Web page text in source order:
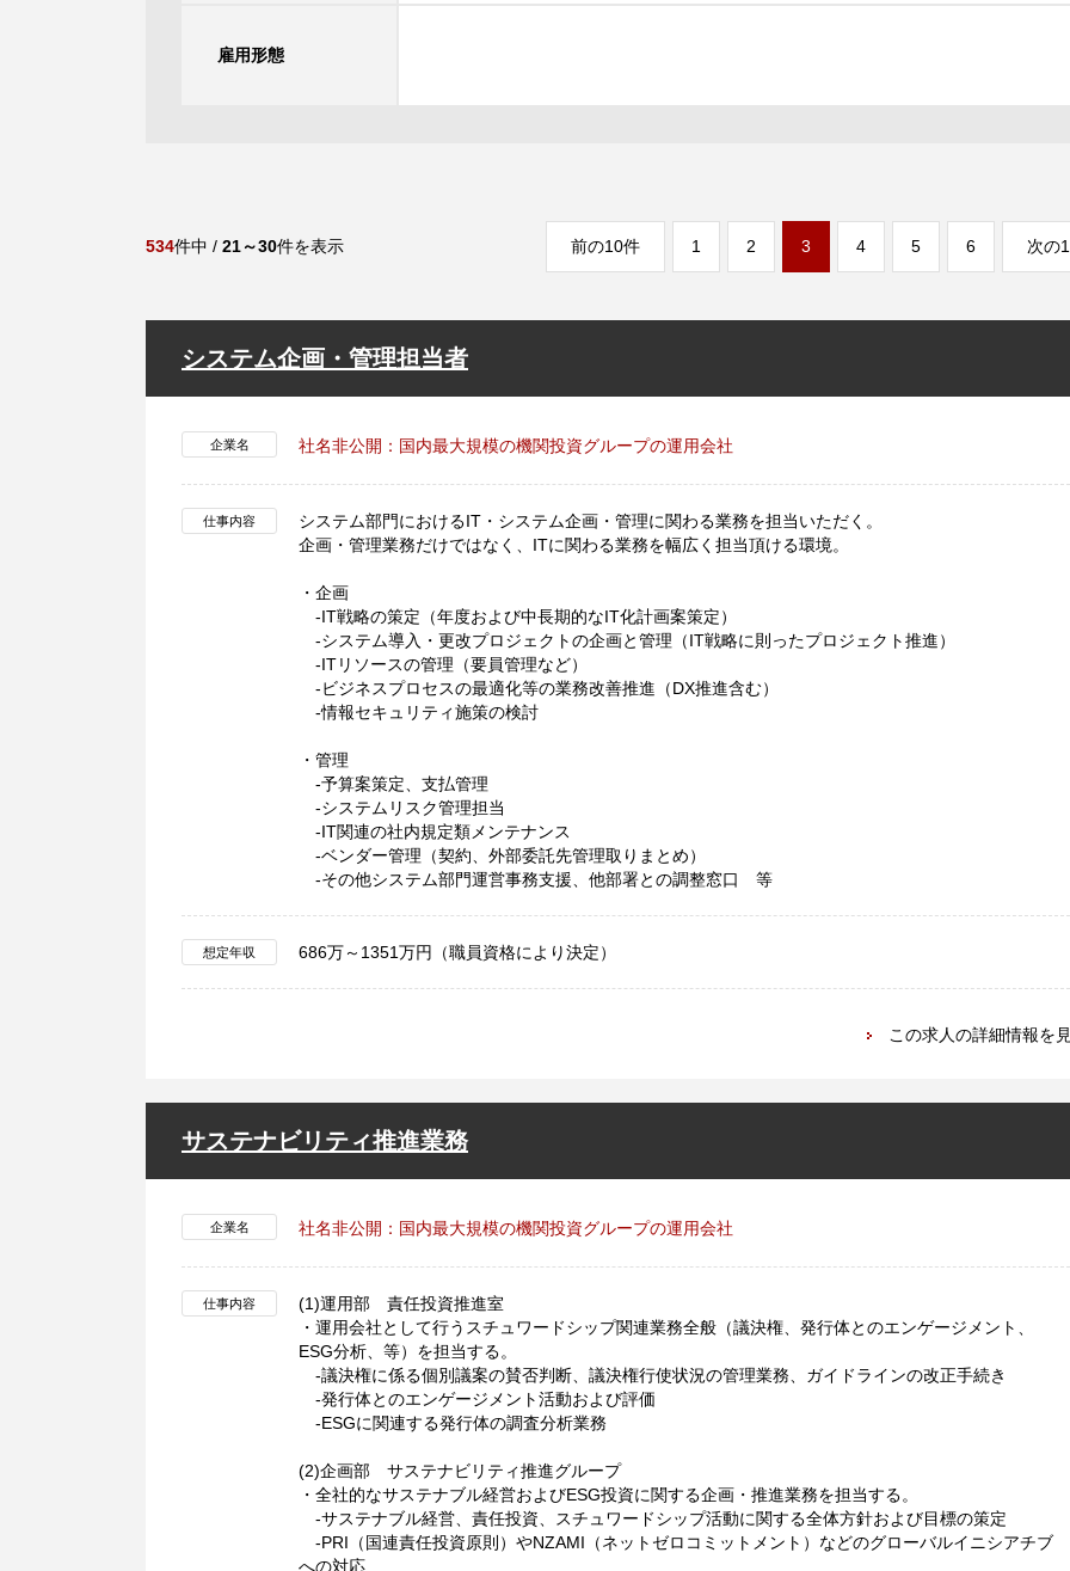
雇用形態
534件中 / 21～30件を表示 前の10件 1 2 3 4 5 6 次の
システム企画・管理担当者
企業名 社名非公開：国内最大規模の機関投資グループの運用会社
仕事内容
システム部門におけるIT・システム企画・管理に関わる業務を担当いただく。
企画・管理業務だけではなく、ITに関わる業務を幅広く担当頂ける環境。
・企画
-IT戦略の策定（年度および中長期的なIT化計画案策定）
-システム導入・更改プロジェクトの企画と管理（IT戦略に則ったプロジェクト推進）
-ITリソースの管理（要員管理など）
-ビジネスプロセスの最適化等の業務改善推進（DX推進含む）
-情報セキュリティ施策の検討
・管理
-予算案策定、支払管理
-システムリスク管理担当
-IT関連の社内規定類メンテナンス
-ベンダー管理（契約、外部委託先管理取りまとめ）
-その他システム部門運営事務支援、他部署との調整窓口 等
想定年収 686万～1351万円（職員資格により決定）
この求人の詳細情報を
サステナビリティ推進業務
企業名 社名非公開：国内最大規模の機関投資グループの運用会社
仕事内容
(1)運用部 責任投資推進室
・運用会社として行うスチュワードシップ関連業務全般（議決権、発行体とのエンゲージメント、
ESG分析、等）を担当する。
-議決権に係る個別議案の賛否判断、議決権行使状況の管理業務、ガイドラインの改正手続き
-発行体とのエンゲージメント活動および評価
-ESGに関連する発行体の調査分析業務
(2)企画部 サステナビリティ推進グループ
・全社的なサステナブル経営およびESG投資に関する企画・推進業務を担当する。
-サステナブル経営、責任投資、スチュワードシップ活動に関する全体方針および目標の策定
-PRI（国連責任投資原則）やNZAMI（ネットゼロコミットメント）などのグローバルイニシアチブ
への対応